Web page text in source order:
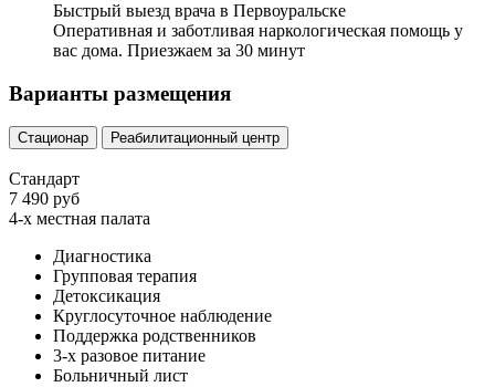
Быстрый выезд врача в Первоуральске
Оперативная и заботливая наркологическая помощь у
вас дома. Приезжаем за 30 минут
Варианты размещения
Стационар Реабилитационный центр
Стандарт
7 490 руб
4-х местная палата
Диагностика
Групповая терапия
Детоксикация
Круглосуточное наблюдение
Поддержка родственников
3-х разовое питание
Больничный лист